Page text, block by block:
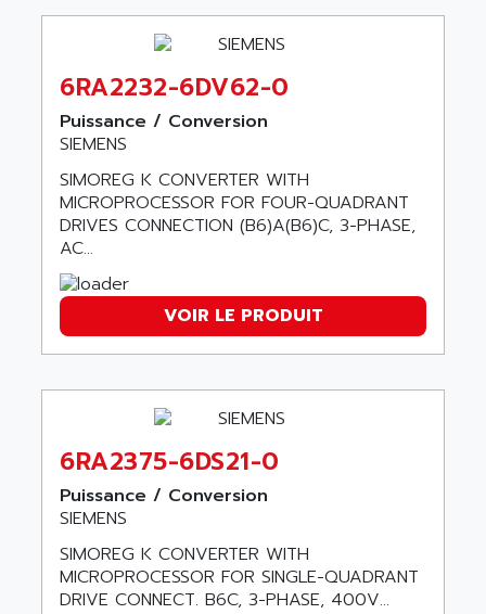
SIMATIC TI505
PMC 1000
ACS400
584S
LEXIUM 15
SAFETY RELAY
COMBIVERT F4
SÉRIE 1000
MDLL
PANELVIEW PLUS
PANEL VIEW 550
SLC500
S4-S4C-S4C+
RPX10
E-ME-T
MICROLOGIX
PNOZ
ROTOVAR
APOTEKA
APPARATEBAU HUNDSBACH
APPLE
APPLICOM
APPLIED MATERIALS
APPLIED ROBOTICS
APRIL
APRIMATIC
APT
AQUA SMART
AQUAFINE
AQUAMED
AQUAMETRO
6RA2232-6DV62-0
Puissance / Conversion
SIEMENS
SIMOREG K CONVERTER WITH
MICROPROCESSOR FOR FOUR-QUADRANT
DRIVES CONNECTION (B6)A(B6)C, 3-PHASE,
AC...
VOIR LE PRODUIT
6RA2375-6DS21-0
Puissance / Conversion
SIEMENS
SIMOREG K CONVERTER WITH
MICROPROCESSOR FOR SINGLE-QUADRANT
DRIVE CONNECT. B6C, 3-PHASE, 400V...